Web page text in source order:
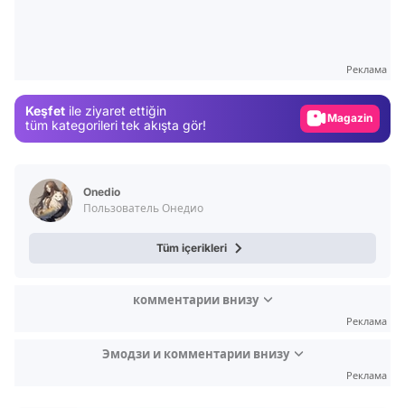
Реклама
Keşfet ile ziyaret ettiğin
tüm kategorileri tek akışta gör!
Video
Onedio
Пользователь Онедио
Tüm içerikleri
комментарии внизу
Реклама
Эмодзи и комментарии внизу
Реклама